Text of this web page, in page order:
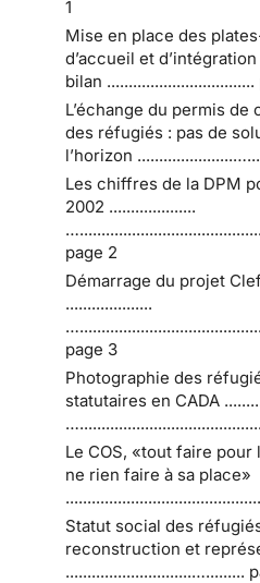
1
Mise en place des
d’accueil et
bilan
L’échange du permis de
des réfugiés : pas de
l’horizon
Les chiffres de la DPM
2002 ....................
page 2
Démarrage du projet
....................
page 3
Photographie des
statutaires en CADA
Le COS, «tout faire pour
ne rien faire à sa place»
Statut social des
reconstruction et
.............................….........